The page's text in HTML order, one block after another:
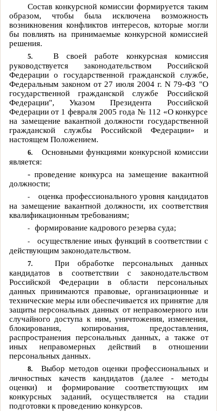
Состав конкурсной комиссии формируется таким
образом, чтобы была исключена возможность
возникновения конфликтов интересов, которые могли
бы повлиять на принимаемые конкурсной комиссией
решения.
5.
В своей работе конкурсная комиссия
руководствуется законодательством Российской
Федерации о государственной гражданской службе,
Федеральным законом от 27 июля 2004 г.N 79-ФЗ "О
государственной гражданской службе Российской
Федерации", Указом Президента Российской
Федерации от 1 февраля 2005 года № 112 «О конкурсе
на замещение вакантной должности государственной
гражданской службы Российской Федерации» и
настоящем Положением.
6.
Основными функциями конкурсной комиссии
является:
- проведение конкурса на замещение вакантной
должности;
-
оценка профессионального уровня кандидатов
на замещение вакантной должности, их соответствия
квалификационным требованиям;
- формирование кадрового резерва суда;
-
осуществление иных функций в соответствии с
действующим законодательством.
7.
При обработке персональных данных
кандидатов в соответствии с законодательством
Российской Федерации в области персональных
данных принимаются правовые, организационные и
технические меры или обеспечивается их принятие для
защиты персональных данных от неправомерного или
случайного доступа к ним, уничтожения, изменения,
блокирования, копирования, предоставления,
распространения персональных данных, а также от
иных неправомерных действий в отношении
персональных данных.
8.
Выбор методов оценки профессиональных и
личностных качеств кандидатов (далее - методы
оценки) и формирование соответствующих им
конкурсных заданий, осуществляется на стадии
подготовки к проведению конкурсов.